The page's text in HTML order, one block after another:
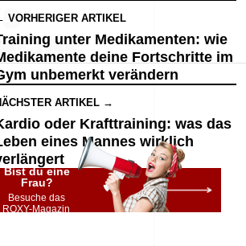
VORHERIGER ARTIKEL
unter Medikamenten: wie
deine Fortschritte im
unbemerkt verändern
ARTIKEL →
oder Krafttraining: was das
eines Mannes wirklich
Bist du eine
Frau?
Besuche das
ROXY-Magazin